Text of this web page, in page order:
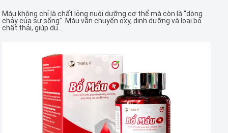
Máu không chỉ là chất lỏng nuôi dưỡng cơ thể mà còn là “dòng
chảy của sự sống”. Máu vận chuyển oxy, dinh dưỡng và loại bỏ
chất thải, giúp du...